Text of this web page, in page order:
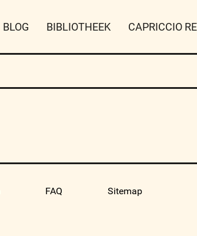
BLOG BIBLIOTHEEK CAPRICCIO
FAQ Sitemap